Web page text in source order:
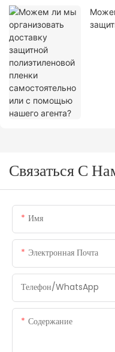
Связаться С
Имя
Электронная Почта
Телефон/WhatsApp
Содержание